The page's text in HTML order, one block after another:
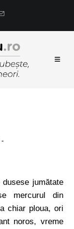
jumătate
mercurul din
chiar ploua, ori
noros, vreme